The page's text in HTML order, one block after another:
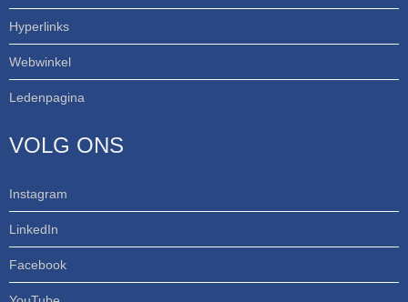
Hyperlinks
Webwinkel
Ledenpagina
VOLG ONS
Instagram
LinkedIn
Facebook